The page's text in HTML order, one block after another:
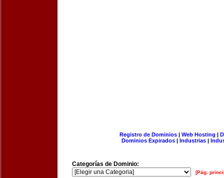
Registro de Dominios| Web Hosting |
Dominios Expirados | Industrias |
Categorías de Dominio:
[Pág.